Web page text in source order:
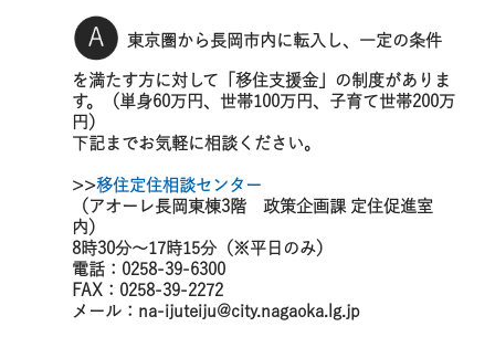
東京圏から長岡市内に転入し、一定の条件
を満たす方に対して「移住支援金」の制度がありま
す。（単身60万円、世帯100万円、子育て世帯200万
円）
下記までお気軽に相談ください。
>>移住定住相談センター
（アオーレ長岡東棟3階 政策企画課 定住促進室
内）
8時30分～17時15分（※平日のみ）
電話：0258-39-6300
FAX：0258-39-2272
メール：na-ijuteiju@city.nagaoka.lg.jp